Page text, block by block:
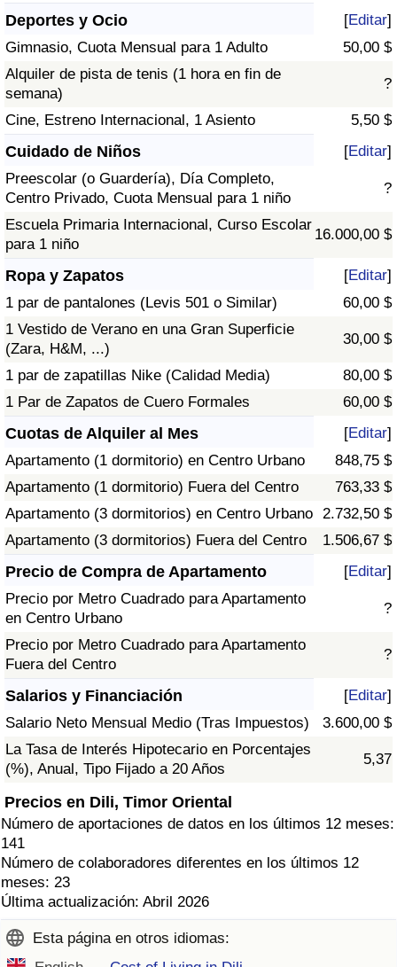
Deportes y Ocio [Editar]
Gimnasio, Cuota Mensual para 1 Adulto
50,00 $
Alquiler de pista de tenis (1 hora en fin de
semana)
?
Cine, Estreno Internacional, 1 Asiento 5,50 $
Cuidado de Niños [Editar]
Preescolar (o Guardería), Día Completo,
Centro Privado, Cuota Mensual para 1 niño
?
Escuela Primaria Internacional, Curso Escolar
para 1 niño
16.000,00 $
Ropa y Zapatos [Editar]
1 par de pantalones (Levis 501 o Similar)
60,00 $
1 Vestido de Verano en una Gran Superficie
(Zara, H&M, ...)
30,00 $
1 par de zapatillas Nike (Calidad Media)
80,00 $
1 Par de Zapatos de Cuero Formales
60,00 $
Cuotas de Alquiler al Mes [Editar]
Apartamento (1 dormitorio) en Centro Urbano
848,75 $
Apartamento (1 dormitorio) Fuera del Centro
763,33 $
Apartamento (3 dormitorios) en Centro Urbano 2.732,50 $
Apartamento (3 dormitorios) Fuera del Centro
1.506,67 $
Precio de Compra de Apartamento [Editar]
Precio por Metro Cuadrado para Apartamento
en Centro Urbano
?
Precio por Metro Cuadrado para Apartamento
Fuera del Centro
?
Salarios y Financiación [Editar]
Salario Neto Mensual Medio (Tras Impuestos)
3.600,00 $
La Tasa de Interés Hipotecario en Porcentajes
(%), Anual, Tipo Fijado a 20 Años
5,37
Precios en Dili, Timor Oriental
Número de aportaciones de datos en los últimos 12 meses:
141
Número de colaboradores diferentes en los últimos 12
meses: 23
Última actualización: Abril 2026
Esta página en otros idiomas: